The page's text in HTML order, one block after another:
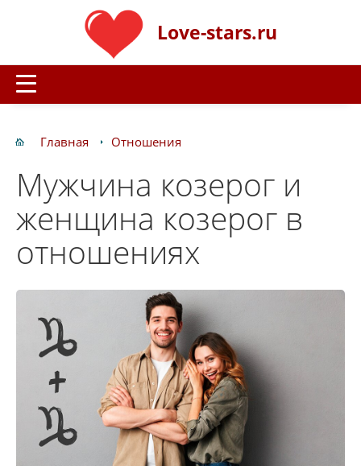
Love-stars.ru
Главная Отношения
Мужчина козерог и
женщина козерог в
отношениях